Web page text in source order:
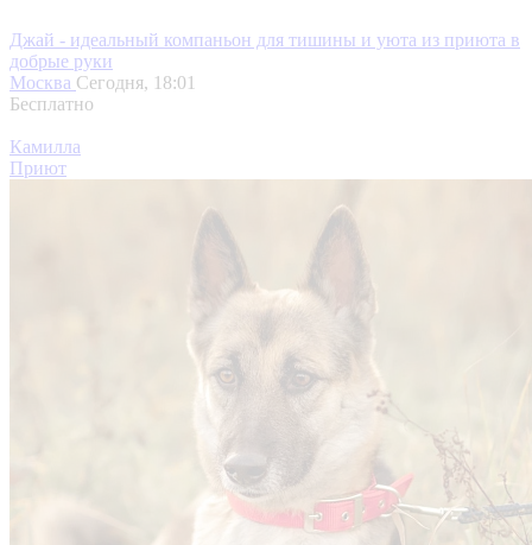
Джай - идеальный компаньон для тишины и уюта из приюта в
добрые руки
Москва Сегодня, 18:01
Бесплатно
Камилла
Приют